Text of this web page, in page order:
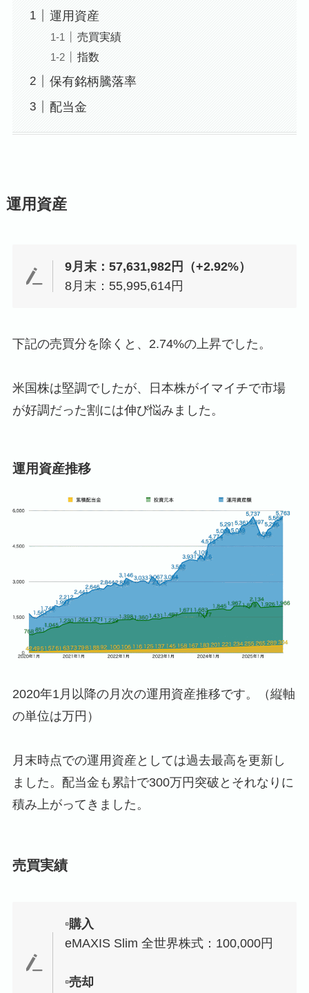
運用資産
売買実績
指数
保有銘柄騰落率
配当金
運用資産
9月末：57,631,982円（+2.92%）
8月末：55,995,614円
下記の売買分を除くと、2.74%の上昇でした。
米国株は堅調でしたが、日本株がイマイチで市場
が好調だった割には伸び悩みました。
運用資産推移
2020年1月以降の月次の運用資産推移です。（縦軸
の単位は万円）
月末時点での運用資産としては過去最高を更新し
ました。配当金も累計で300万円突破とそれなりに
積み上がってきました。
売買実績
▫️購入
eMAXIS Slim 全世界株式：100,000円
▫️売却